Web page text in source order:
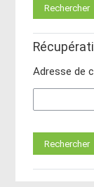
Adresse de